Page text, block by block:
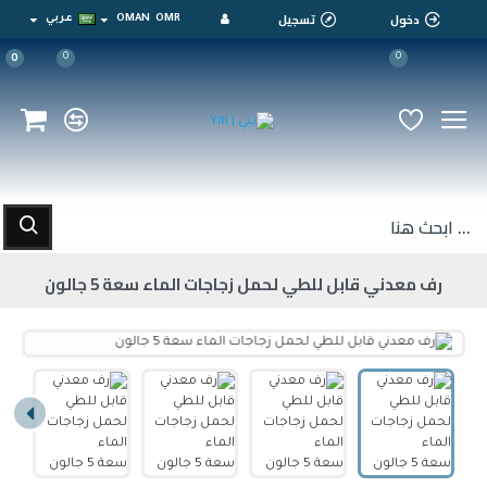
دخول تسجيل OMR
OMAN عربي
0
0
0
رف معدني قابل للطي لحمل زجاجات الماء سعة 5 جالون